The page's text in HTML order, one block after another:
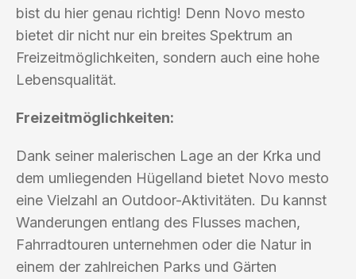
bist du hier genau richtig! Denn Novo mesto
bietet dir nicht nur ein breites Spektrum an
Freizeitmöglichkeiten, sondern auch eine hohe
Lebensqualität.
Freizeitmöglichkeiten:
Dank seiner malerischen Lage an der Krka und
dem umliegenden Hügelland bietet Novo mesto
eine Vielzahl an Outdoor-Aktivitäten. Du kannst
Wanderungen entlang des Flusses machen,
Fahrradtouren unternehmen oder die Natur in
einem der zahlreichen Parks und Gärten